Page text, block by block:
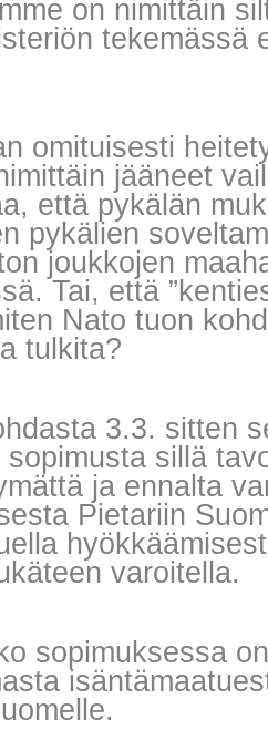
on nimittäin
tekemässä
omituisesti
jääneet
että pykälän
pykälien
joukkojen
Tai, että
Nato tuon
tulkita?
3.3. sitten
sillä
ja ennalta
Pietariin
varoitella.
sopimuksessa